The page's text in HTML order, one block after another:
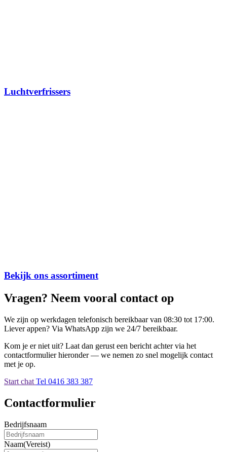
Luchtverfrissers
Bekijk ons assortiment
Vragen? Neem vooral contact op
We zijn op werkdagen telefonisch bereikbaar van 08:30 tot 17:00.
Liever appen? Via WhatsApp zijn we 24/7 bereikbaar.
Kom je er niet uit? Laat dan gerust een bericht achter via het
contactformulier hieronder — we nemen zo snel mogelijk contact
met je op.
Start chat Tel 0416 383 387
Contactformulier
Bedrijfsnaam
Naam(Vereist)